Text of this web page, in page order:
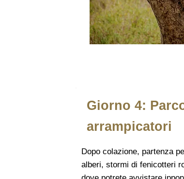
Giorno 4:
arrampicatori
Dopo colazione, partenza
alberi, stormi di fenicotteri